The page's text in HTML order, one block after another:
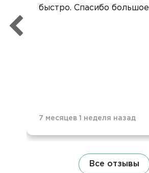
быстро. Спасибо большое
7 месяцев 1 неделя назад
Все отзывы